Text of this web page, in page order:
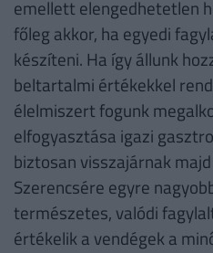
emellett elengedhetetlen
főleg akkor, ha egyedi
készíteni. Ha így állunk
beltartalmi értékekkel
élelmiszert fogunk
elfogyasztása igazi
biztosan visszajárnak
Szerencsére egyre
természetes, valódi
értékelik a vendégek a